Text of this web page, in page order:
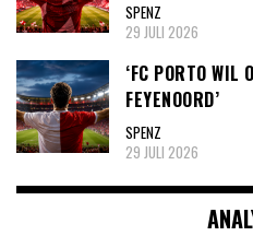
SPENZ
29 JULI 2026
‘FC PORTO WIL
FEYENOORD’
SPENZ
29 JULI 2026